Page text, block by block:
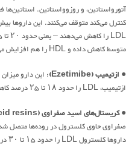
آتورواستاتین، و روزوواستاتین.
کنترل می‌کند متوقف می‌کنند. این داروها
متوسط ​​کاهش داده و HDL را هم افزایش می‌دهند.
● ازتیمیب (Ezetimibe)
: این دارو
ازتیمیب، LDL را حدود ۱۸ تا ۲۵ درصد کاهش می‌دهد.
●کریستال‌های اسید صفراوی (Bile acid resins)
صفراوی حاوی کلسترول در روده‌ها متصل
داروها کلسترول LDL را حدود ۱۵ تا ۳۰ درصد کاهش می‌دهند.